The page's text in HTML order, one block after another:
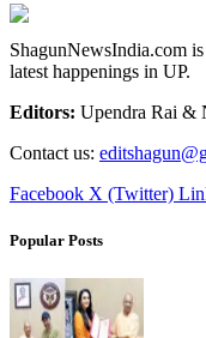
ShagunNewsIndia.com
latest happenings in UP.
Editors: Upendra Rai &
Contact us:
Facebook X (Twitter)
Popular Posts